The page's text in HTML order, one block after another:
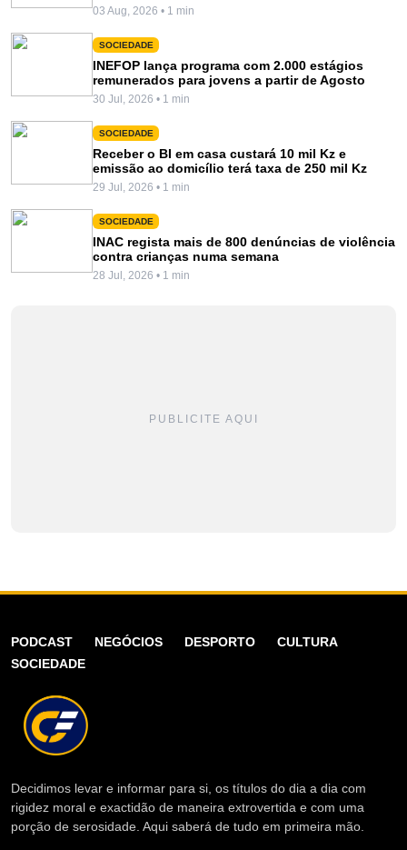
03 Aug, 2026 • 1 min
SOCIEDADE
INEFOP lança programa com 2.000 estágios
remunerados para jovens a partir de Agosto
30 Jul, 2026 • 1 min
SOCIEDADE
Receber o BI em casa custará 10 mil Kz e
emissão ao domicílio terá taxa de 250 mil Kz
29 Jul, 2026 • 1 min
SOCIEDADE
INAC regista mais de 800 denúncias de violência
contra crianças numa semana
28 Jul, 2026 • 1 min
PUBLICITE AQUI
PODCAST NEGÓCIOS DESPORTO
CULTURA
SOCIEDADE
Decidimos levar e informar para si, os títulos do dia a dia com
rigidez moral e exactidão de maneira extrovertida e com uma
porção de serosidade. Aqui saberá de tudo em primeira mão.